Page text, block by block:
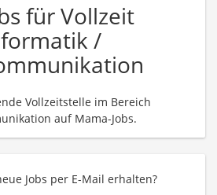
für Vollzeit
/
Vollzeitstelle im Bereich
auf Mama-Jobs.
Jobs per E-Mail erhalten?